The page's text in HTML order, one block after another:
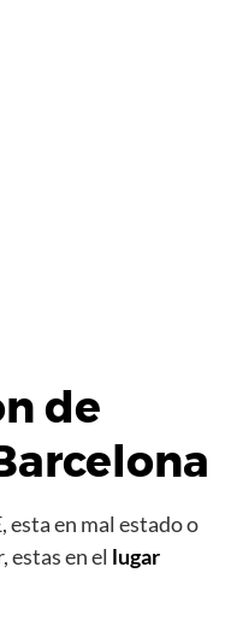
de
esta en mal estado o
estas en el lugar